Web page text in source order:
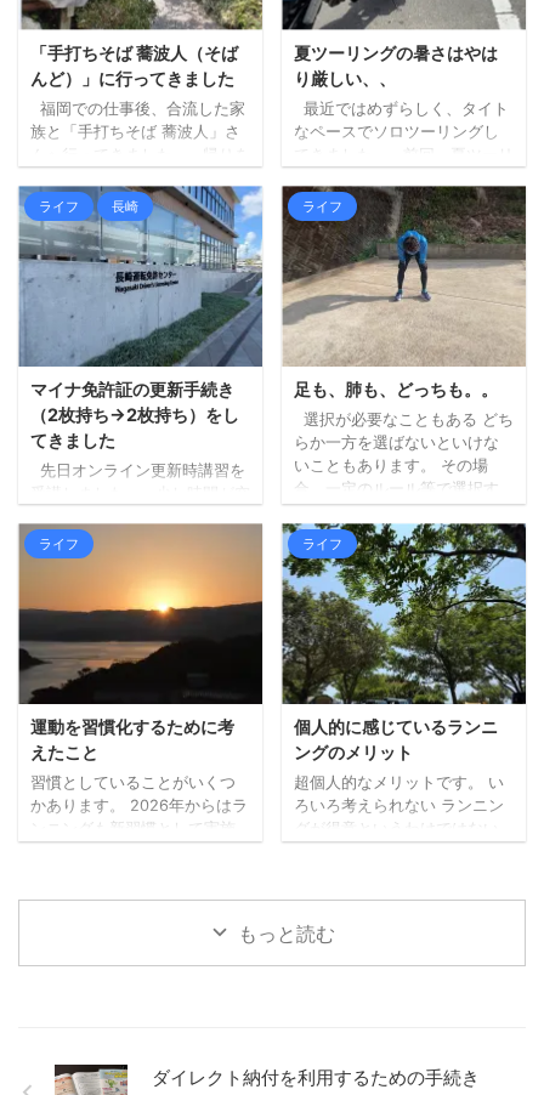
「手打ちそば 蕎波人（そば
んど）」に行ってきました
福岡での仕事後、合流した家
族と「手打ちそば 蕎波人」さ
んへ行ってきました。 帰りを
ばでも食べて帰ろうというこ
とになり、妻にお店を探して
もらいました（大抵妻に探し
てもらいます）。 蕎波人さん
は三瀬のお店ではないのです
が（福岡県早良区）、良さそ
うなお店の中から、到着予定
がちょうどよかったのも決め
手になりました。 詳しく調べ
ずにいったのですが、人気店
のようで、すでに受付を済ま
せて待機している人ばかりで
した。 ひとまず ...
夏ツーリングの暑さはやは
り厳しい、、
最近ではめずらしく、タイト
なペースでソロツーリングし
てきました。 前回、夏ツーリ
はず、という記事を書きまし
たが、最初に掲げた「ずら
す」が中途半端だったため
に、暑さはどうにもなりませ
んでした。。 ちょっと前にベ
ストタイプのジャケットを新
調したので、それも試してみ
ましたが、個人の感想としま
しては、「幾分マシではある
ものの暑いもんは暑い！」と
いう結果となりました。 エン
ジンの排熱と日差しで、暑さ
（熱さ）が上からも下からも
なので。 山間部は涼しく ...
ライフ 長崎
マイナ免許証の更新手続き
（2枚持ち→2枚持ち）をし
てきました
先日オンライン更新時講習を
に行ってきました。 （行こう
と思った日が閉庁日だったり
で、行けずにおりまし
た。。）。 私は免許更新前に
マイナ免許証の2枚持ちに切り
替えていましたので、2枚持ち
→2枚持ちの更新手続きです。
今回の受付時にも、免許を3つ
から選ぶことや、私の場合、
次も2枚持ちにするかなど、事
前に確認がありました。 受付
時間前に待機する場所で（10
人ずつ受付）、係の方から
「次の免許証をマイナ免許 ...
ライフ
足も、肺も、どっちも。。
選択が必要なこともある どち
らか一方を選ばないといけな
いこともあります。 その場
合、一定のルール等で選択す
りますが、どっちが楽しいか
（宇宙兄弟より）など、自分
の心が動く方でいいのかもし
れません。 どちらかではな
く、できるならどっちも た
だ、できること・モノであれ
ば、どちらかではなく、どち
らもやってみるのがいいなと
考えています。 あれもこれも
何でも、というのとは違いま
すが、どちらも試してみない
とわからないこともあります
し、両方が大切なこともあっ
ライフ
運動を習慣化するために考
えたこと
習慣としていることがいくつ
かあります。 2026年からはラ
ンニングも新習慣として実施
中で、運動の習慣化は特に難
ことなど書いてみます。 小さ
おいても、すぐ取り掛かれな
ライフ
個人的に感じているランニ
ングのメリット
超個人的なメリットです。 い
ろいろ考えられない ランニン
グが得意というわけではない
考えないというわけではあり
ませんが、あれやこれやとい
ろんなことを考えるような時
間にはなりません。いまのと
れもこれもとできないので、
もっと読む
ダイレクト納付を利用するための手続き